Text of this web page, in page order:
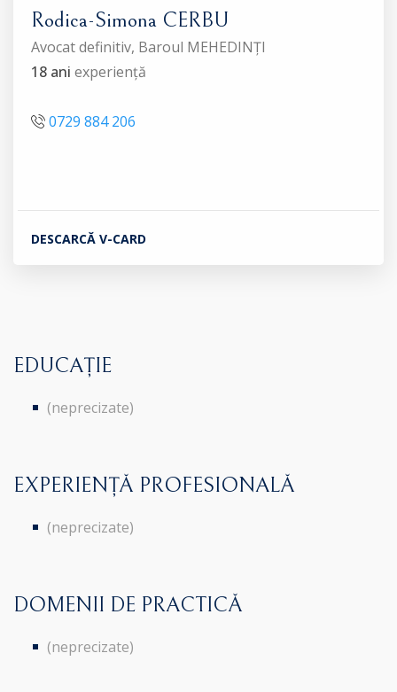
Rodica-Simona CERBU
Avocat definitiv, Baroul MEHEDINȚI
18 ani experiență
0729 884 206
DESCARCĂ V-CARD
EDUCAȚIE
(neprecizate)
EXPERIENȚĂ PROFESIONALĂ
(neprecizate)
DOMENII DE PRACTICĂ
(neprecizate)